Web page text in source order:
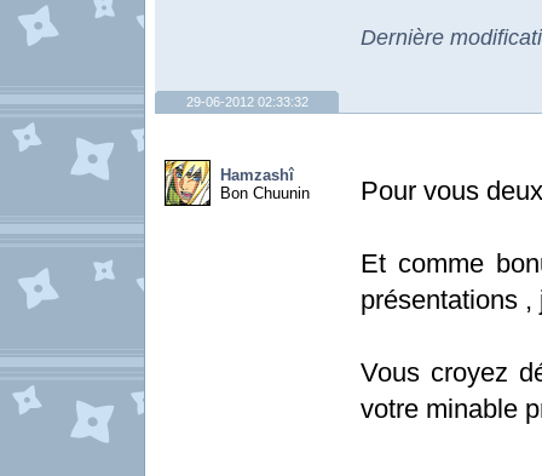
Dernière
29-06-2012 02:33:32
Hamzashî
Bon Chuunin
Pour vous
Et comme
présentations
Vous croyez
votre minable